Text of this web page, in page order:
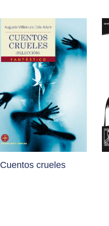
Cuentos crueles